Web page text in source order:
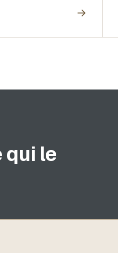
→
qui le